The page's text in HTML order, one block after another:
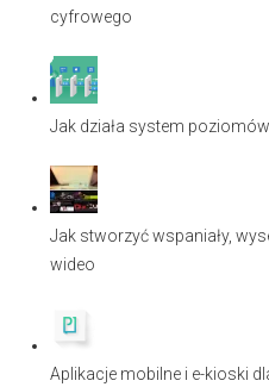
cyfrowego
Jak działa system
Jak stworzyć wspaniały,
wideo
Aplikacje mobilne i e-kioski